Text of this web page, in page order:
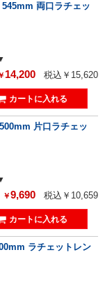
545mm 両口ラチェッ
14,200 税込￥15,620
片口ラチェッ
￥9,690 税込￥10,659
ラチェットレン